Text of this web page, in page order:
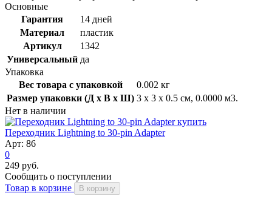
Основные
Гарантия
14 дней
Материал
пластик
Артикул
1342
Универсальный да
Упаковка
Вес товара с упаковкой
0.002 кг
Размер упаковки (Д x В x Ш) 3 x 3 x 0.5 см, 0.0000 м3.
Нет в наличии
Переходник Lightning to 30-pin Adapter
Арт: 86
0
249 руб.
Сообщить о поступлении
Товар в корзине
В корзину